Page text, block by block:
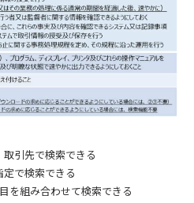
取引先で検索できる
定で検索できる
を組み合わせて検索できる